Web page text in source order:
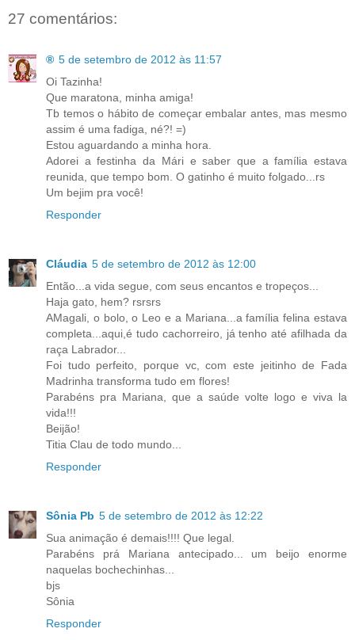
27 comentários:
® 5 de setembro de 2012 às 11:57
Oi Tazinha!
Que maratona, minha amiga!
Tb temos o hábito de começar embalar antes, mas mesmo
assim é uma fadiga, né?! =)
Estou aguardando a minha hora.
Adorei a festinha da Mári e saber que a família estava
reunida, que tempo bom. O gatinho é muito folgado...rs
Um bejim pra você!
Responder
Cláudia 5 de setembro de 2012 às 12:00
Então...a vida segue, com seus encantos e tropeços...
Haja gato, hem? rsrsrs
AMagali, o bolo, o Leo e a Mariana...a família felina estava
completa...aqui,é tudo cachorreiro, já tenho até afilhada da
raça Labrador...
Foi tudo perfeito, porque vc, com este jeitinho de Fada
Madrinha transforma tudo em flores!
Parabéns pra Mariana, que a saúde volte logo e viva la
vida!!!
Beijão!
Titia Clau de todo mundo...
Responder
Sônia Pb 5 de setembro de 2012 às 12:22
Sua animação é demais!!!! Que legal.
Parabéns prá Mariana antecipado... um beijo enorme
naquelas bochechinhas...
bjs
Sônia
Responder